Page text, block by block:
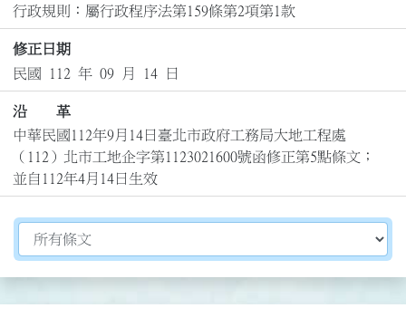
行政規則：屬行政程序法第159條第2項第1款
修正日期
民國 112 年 09 月 14 日
沿 革
中華民國112年9月14日臺北市政府工務局大地工程處
（112）北市工地企字第1123021600號函修正第5點條文；
並自112年4月14日生效
切換選擇法規資訊內容